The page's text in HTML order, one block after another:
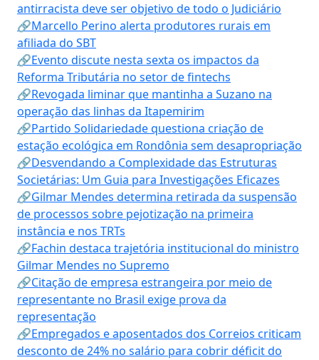
antirracista deve ser objetivo de todo o Judiciário
🔗Marcello Perino alerta produtores rurais em
afiliada do SBT
🔗Evento discute nesta sexta os impactos da
Reforma Tributária no setor de fintechs
🔗Revogada liminar que mantinha a Suzano na
operação das linhas da Itapemirim
🔗Partido Solidariedade questiona criação de
estação ecológica em Rondônia sem desapropriação
🔗Desvendando a Complexidade das Estruturas
Societárias: Um Guia para Investigações Eficazes
🔗Gilmar Mendes determina retirada da suspensão
de processos sobre pejotização na primeira
instância e nos TRTs
🔗Fachin destaca trajetória institucional do ministro
Gilmar Mendes no Supremo
🔗Citação de empresa estrangeira por meio de
representante no Brasil exige prova da
representação
🔗Empregados e aposentados dos Correios criticam
desconto de 24% no salário para cobrir déficit do